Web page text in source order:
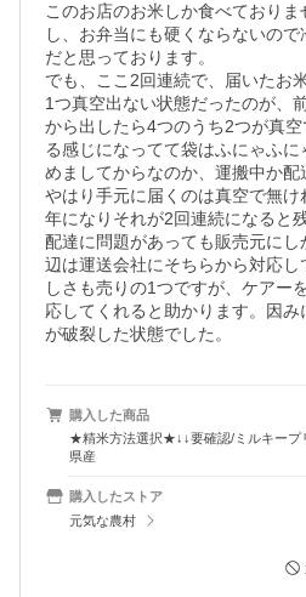
このお店のお米しか食べており
し、お弁当にも硬くならないの
だと思っております。
でも、ここ2回連続で、届いたお
1つ真空出ない状態だったのが、
から出したら4つのうち2つが真
る感じになってて袋はふにゃふ
めましてからなのか、運搬中か配
やはり手元に届くのは真空で無
年になりそれが2回連続になると
配達に問題があっても販売元に
辺は運送会社にそちらから対応
しさも売りの1つですが、ケアー
応してくれると助かります。因
が破裂した状態でした。
購入した商品
★精米方法選択★↓↓要確認/ミルキープ
県産
購入したストア
元気な農村